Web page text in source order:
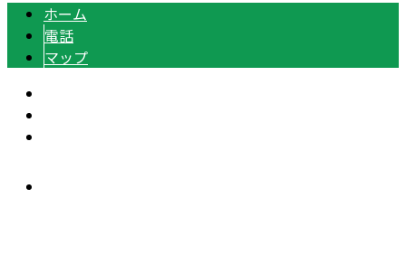
ホーム
電話
マップ